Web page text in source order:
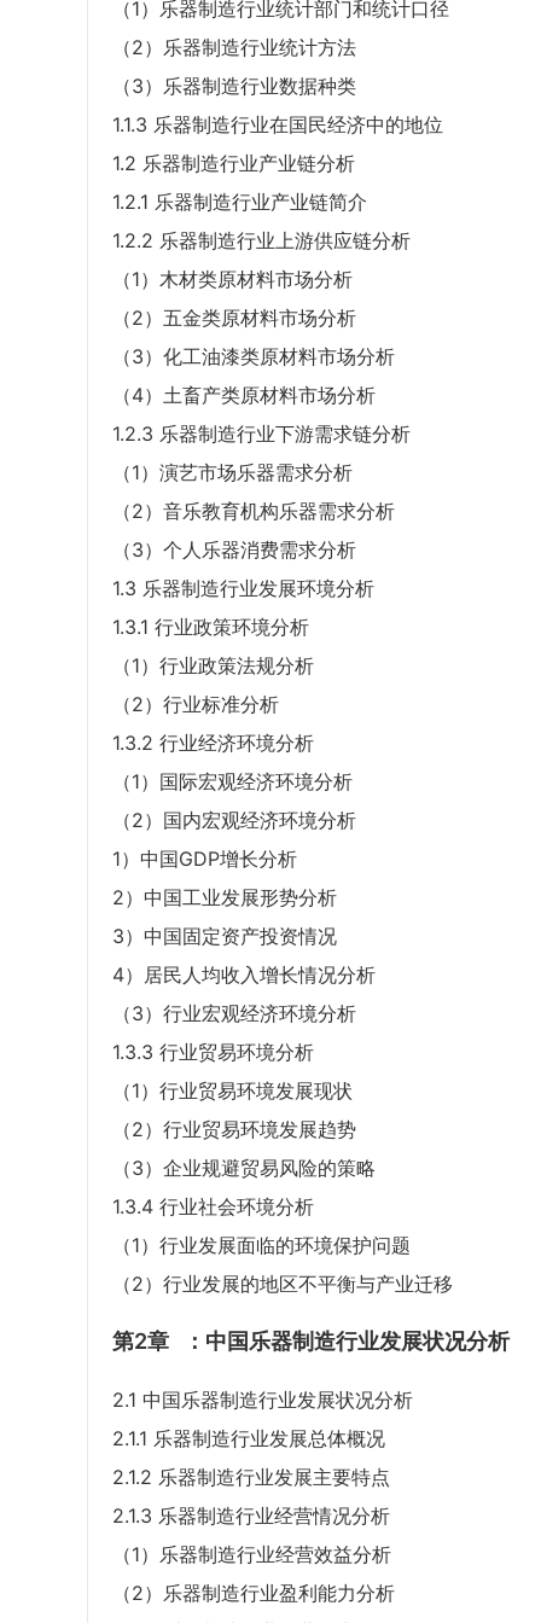
（1）乐器制造行业统计部门和统计口径
（2）乐器制造行业统计方法
（3）乐器制造行业数据种类
1.1.3 乐器制造行业在国民经济中的地位
1.2 乐器制造行业产业链分析
1.2.1 乐器制造行业产业链简介
1.2.2 乐器制造行业上游供应链分析
（1）木材类原材料市场分析
（2）五金类原材料市场分析
（3）化工油漆类原材料市场分析
（4）土畜产类原材料市场分析
1.2.3 乐器制造行业下游需求链分析
（1）演艺市场乐器需求分析
（2）音乐教育机构乐器需求分析
（3）个人乐器消费需求分析
1.3 乐器制造行业发展环境分析
1.3.1 行业政策环境分析
（1）行业政策法规分析
（2）行业标准分析
1.3.2 行业经济环境分析
（1）国际宏观经济环境分析
（2）国内宏观经济环境分析
1）中国GDP增长分析
2）中国工业发展形势分析
3）中国固定资产投资情况
4）居民人均收入增长情况分析
（3）行业宏观经济环境分析
1.3.3 行业贸易环境分析
（1）行业贸易环境发展现状
（2）行业贸易环境发展趋势
（3）企业规避贸易风险的策略
1.3.4 行业社会环境分析
（1）行业发展面临的环境保护问题
（2）行业发展的地区不平衡与产业迁移
第2章 ：中国乐器制造行业发展状况分析
2.1 中国乐器制造行业发展状况分析
2.1.1 乐器制造行业发展总体概况
2.1.2 乐器制造行业发展主要特点
2.1.3 乐器制造行业经营情况分析
（1）乐器制造行业经营效益分析
（2）乐器制造行业盈利能力分析